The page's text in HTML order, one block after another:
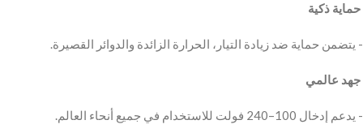
‫ حماية ذكية
‫- يتضمن حماية ضد زيادة التيار، الحرارة الزائدة والدوائر القصيرة.
‫ جهد عالمي
‫- يدعم إدخال 100–240 فولت للاستخدام في جميع أنحاء العالم.